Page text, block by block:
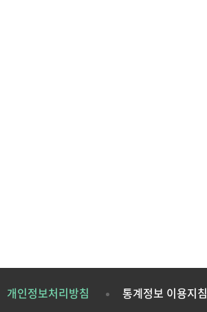
개인정보처리방침 통계정보 이용지침